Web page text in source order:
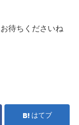
待ちくださいね
はてブ